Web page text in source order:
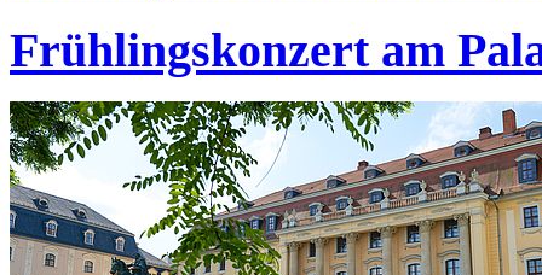
Frühlingskonzert am